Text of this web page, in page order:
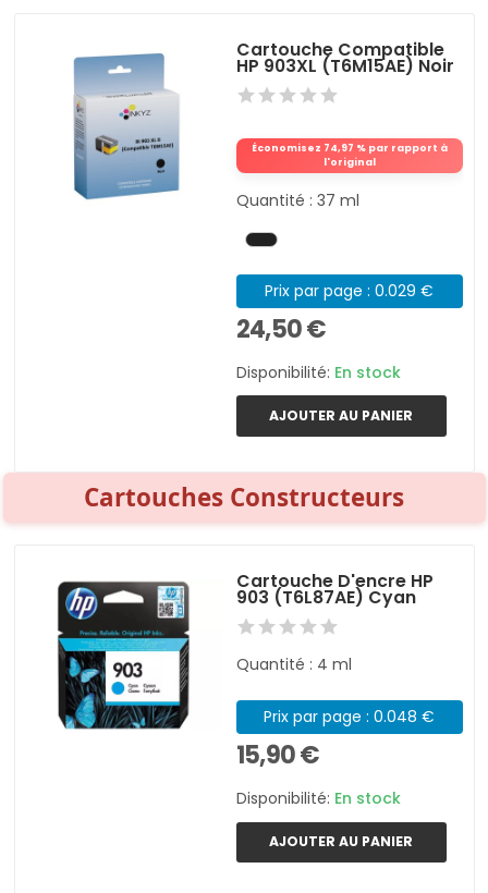
Cartouche Compatible
HP 903XL (T6M15AE) Noir
Économisez 74,97 % par rapport à
l'original
Quantité : 37 ml
Prix par page : 0.029 €
24,50 €
Disponibilité: En stock
AJOUTER AU PANIER
Cartouches Constructeurs
Cartouche D'encre HP
903 (T6L87AE) Cyan
Quantité : 4 ml
Prix par page : 0.048 €
15,90 €
Disponibilité: En stock
AJOUTER AU PANIER